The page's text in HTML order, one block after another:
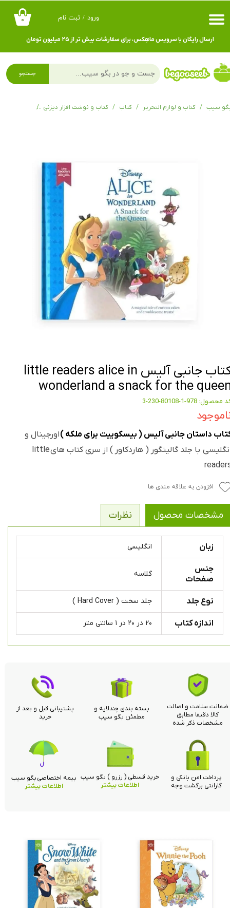
۰ ورود / ثبت نام
حساب کاربری من
تغییر گذر واژه
سفارشات
ارسال رایگان با سرویس ماهِکس، برای سفارشات بیش تر از ۲۵ میلیون تومان
جستجو
سیب کتاب و لوازم التحریر کتاب کتاب و نوشت افزار دیزنی
کتاب جانبی آلیس little readers alice in
wonderland a snack for the
محصول: 978-1-80108-230-3
داستان جانبی آلیس ( بیسکوییت برای ملکه )اورجینال و
انگلیسی با جلد گالینگور ( هاردکاور ) از سری کتاب های little
افزودن به علاقه مندی ها
مشخصات محصول نظرات
زبان انگلیسی
جنس
صفحات
گلاسه
نوع جلد جلد سخت ( Hard Cover )
اندازه کتاب ۲۰ در ۲۰ در ۱ سانتی متر
ضمانت سلامت و اصالت
کالا دقیقا مطابق
مشخصات ذکر شده
بسته بندی چندلایه و
مطمئن بگو سیب
پشتیبانی قبل و بعد از
خرید
خرید قسطی ( رزرو ) بگو سیب
اطلاعات بیشتر
پرداخت امن بانکی و
گارانتی برگشت وجه
بیمه اختصاصی بگو سیب
اطلاعات بیشتر